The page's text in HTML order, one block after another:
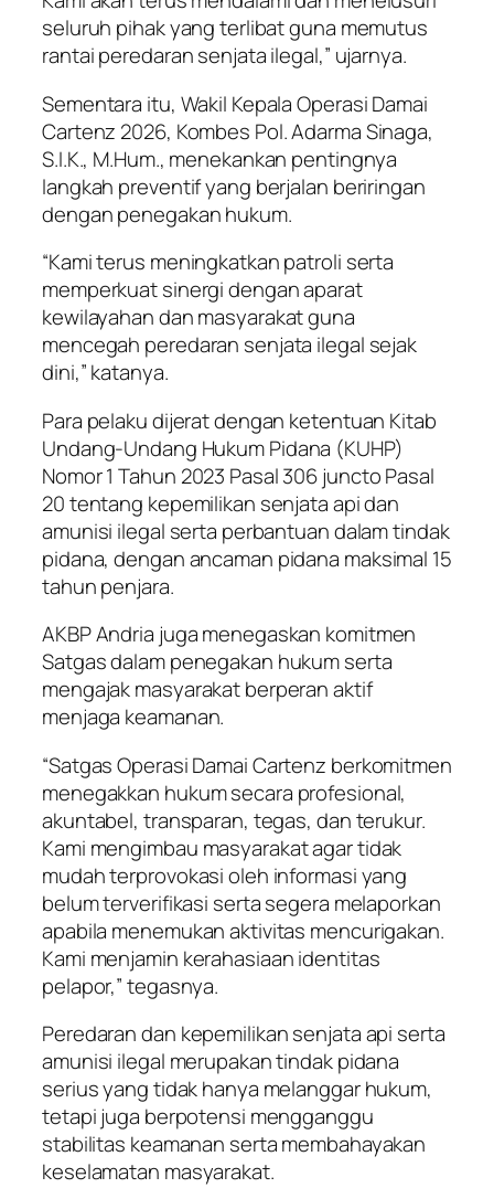
seluruh pihak yang terlibat guna memutus
rantai peredaran senjata ilegal,” ujarnya.
Sementara itu, Wakil Kepala Operasi Damai
Cartenz 2026, Kombes Pol. Adarma Sinaga,
S.I.K., M.Hum., menekankan pentingnya
langkah preventif yang berjalan beriringan
dengan penegakan hukum.
“Kami terus meningkatkan patroli serta
memperkuat sinergi dengan aparat
kewilayahan dan masyarakat guna
mencegah peredaran senjata ilegal sejak
dini,” katanya.
Para pelaku dijerat dengan ketentuan Kitab
Undang-Undang Hukum Pidana (KUHP)
Nomor 1 Tahun 2023 Pasal 306 juncto Pasal
20 tentang kepemilikan senjata api dan
amunisi ilegal serta perbantuan dalam tindak
pidana, dengan ancaman pidana maksimal 15
tahun penjara.
AKBP Andria juga menegaskan komitmen
Satgas dalam penegakan hukum serta
mengajak masyarakat berperan aktif
menjaga keamanan.
“Satgas Operasi Damai Cartenz berkomitmen
menegakkan hukum secara profesional,
akuntabel, transparan, tegas, dan terukur.
Kami mengimbau masyarakat agar tidak
mudah terprovokasi oleh informasi yang
belum terverifikasi serta segera melaporkan
apabila menemukan aktivitas mencurigakan.
Kami menjamin kerahasiaan identitas
pelapor,” tegasnya.
Peredaran dan kepemilikan senjata api serta
amunisi ilegal merupakan tindak pidana
serius yang tidak hanya melanggar hukum,
tetapi juga berpotensi mengganggu
stabilitas keamanan serta membahayakan
keselamatan masyarakat.